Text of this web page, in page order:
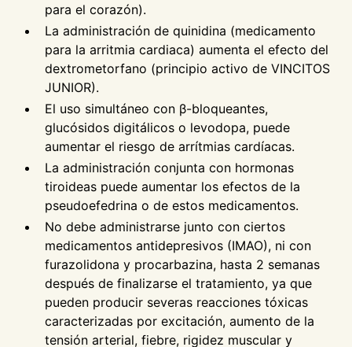
para el corazón).
La administración de quinidina (medicamento
para la arritmia cardiaca) aumenta el efecto del
dextrometorfano (principio activo de VINCITOS
JUNIOR).
El uso simultáneo con β-bloqueantes,
glucósidos digitálicos o levodopa, puede
aumentar el riesgo de arrítmias cardíacas.
La administración conjunta con hormonas
tiroideas puede aumentar los efectos de la
pseudoefedrina o de estos medicamentos.
No debe administrarse junto con ciertos
medicamentos antidepresivos (IMAO), ni con
furazolidona y procarbazina, hasta 2 semanas
después de finalizarse el tratamiento, ya que
pueden producir severas reacciones tóxicas
caracterizadas por excitación, aumento de la
tensión arterial, fiebre, rigidez muscular y